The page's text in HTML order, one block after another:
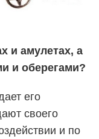
и амулетах, а
и оберегами?
его
своего
и по